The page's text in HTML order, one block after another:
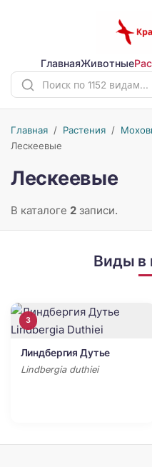
ГлавнаяЖивотные
Главная / Растения /
Лескеевые
Лескеевые
В каталоге 2 записи.
Виды в
3
Линдбергия Дутье
Lindbergia duthiei